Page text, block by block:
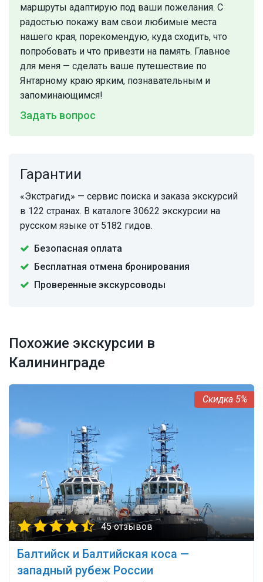
маршруты адаптирую под ваши пожелания. С
радостью покажу вам свои любимые места
нашего края, порекомендую, куда сходить, что
попробовать и что привезти на память. Главное
для меня — сделать ваше путешествие по
Янтарному краю ярким, познавательным и
запоминающимся!
Задать вопрос
Гарантии
«Экстрагид» — сервис поиска и заказа экскурсий
в 122 странах. В каталоге 30622 экскурсии на
русском языке от 5182 гидов.
Безопасная оплата
Бесплатная отмена бронирования
Проверенные экскурсоводы
Похожие экскурсии в
Калининграде
5%
45 отзывов
Балтийск и Балтийская коса —
западный рубеж России